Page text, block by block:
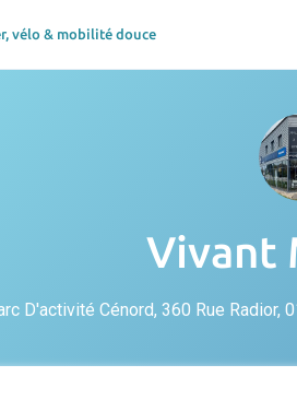
vélo & mobilité douce
Vivant
D'activité Cénord, 360 Rue Radior,